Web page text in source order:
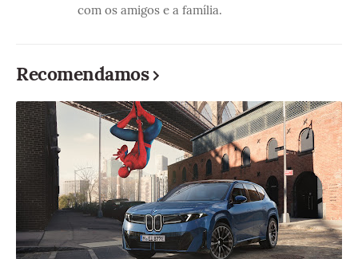
com os amigos e a família.
Recomendamos